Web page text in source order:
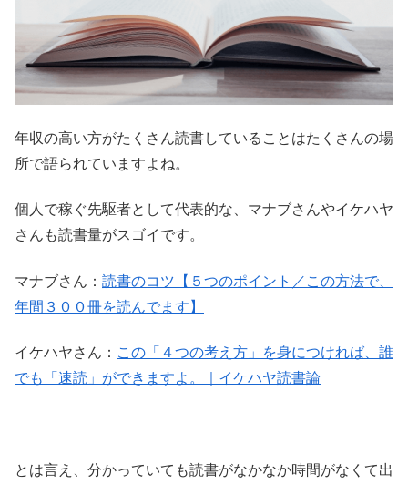
年収の高い方がたくさん読書していることはたくさんの場
所で語られていますよね。
個人で稼ぐ先駆者として代表的な、マナブさんやイケハヤ
さんも読書量がスゴイです。
マナブさん： 読書のコツ【５つのポイント／この方法で、
年間３００冊を読んでます】
イケハヤさん： この「４つの考え方」を身につければ、誰
でも「速読」ができますよ。｜イケハヤ読書論
とは言え、分かっていても読書がなかなか時間がなくて出